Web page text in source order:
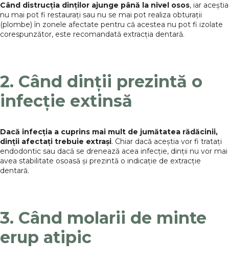
Când distrucția dinților ajunge până la nivel osos, iar aceștia
nu mai pot fi restaurați sau nu se mai pot realiza obturații
(plombe) în zonele afectate pentru că acestea nu pot fi izolate
corespunzător, este recomandată extracția dentară.
2. Când dinții prezintă o
infecție extinsă
Dacă infecția a cuprins mai mult de jumătatea rădăcinii,
dinții afectați trebuie extrași. Chiar dacă aceștia vor fi tratați
endodontic sau dacă se drenează acea infecție, dinții nu vor mai
avea stabilitate osoasă și prezintă o indicație de extracție
dentară.
3. Când molarii de minte
erup atipic